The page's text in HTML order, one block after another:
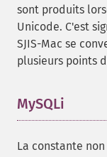
sont produits
Unicode. C'est
SJIS-Mac se
plusieurs points
MySQLi
La constante